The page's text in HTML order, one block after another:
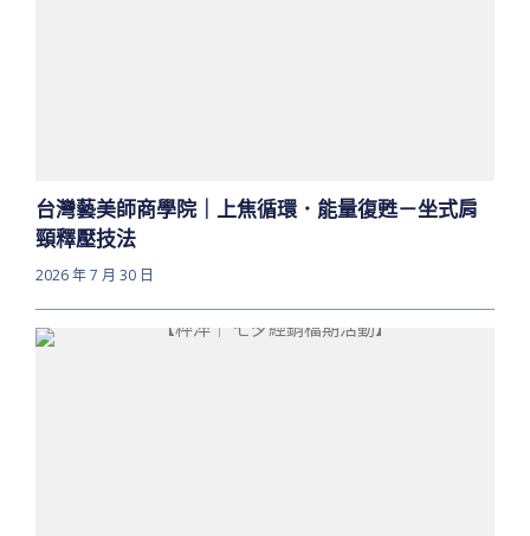
台灣藝美師商學院｜上焦循環．能量復甦－坐式肩
頸釋壓技法
2026 年 7 月 30 日